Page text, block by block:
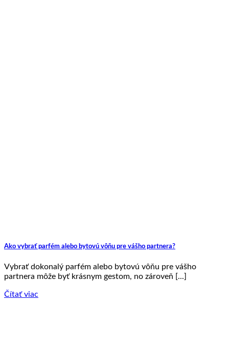
Ako vybrať parfém alebo bytovú vôňu pre vášho partnera?
Vybrať dokonalý parfém alebo bytovú vôňu pre vášho
partnera môže byť krásnym gestom, no zároveň [...]
Čítať viac